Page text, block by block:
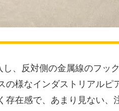
、反対側の金属線のフッ
様なインダストリアル
在感で、あまり見ない、